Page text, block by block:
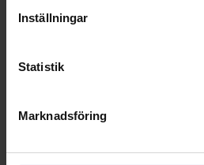
Inställningar
Statistik
Marknadsföring
Fråga mer om denna